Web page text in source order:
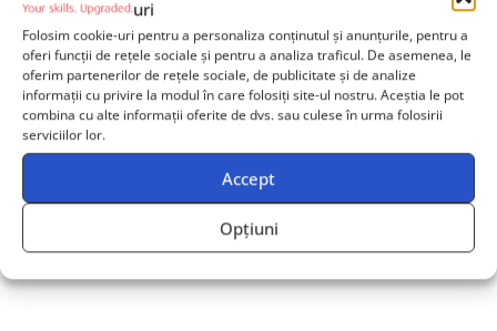
uri
Folosim cookie-uri pentru a personaliza conținutul și anunțurile, pentru a
oferi funcții de rețele sociale și pentru a analiza traficul. De asemenea, le
oferim partenerilor de rețele sociale, de publicitate și de analize
informații cu privire la modul în care folosiți site-ul nostru. Aceștia le pot
combina cu alte informații oferite de dvs. sau culese în urma folosirii
serviciilor lor.
Accept
Opțiuni
potrivite echipei tale?
Contactează-neși solicită mai multe informații, iar unul
dintre consultanții noștri va reveni către tine în cel mai
scurt timp posibil și îți va oferisuport dedicat.
Echipă de 2+ persoane? Primești ofertă dedicată!